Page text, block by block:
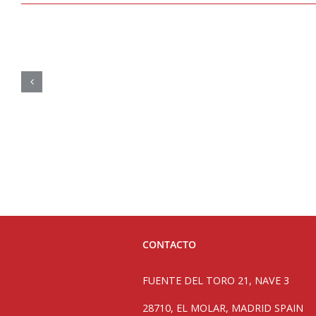
CONTACTO
FUENTE DEL TORO 21, NAVE 3
28710, EL MOLAR, MADRID SPAIN